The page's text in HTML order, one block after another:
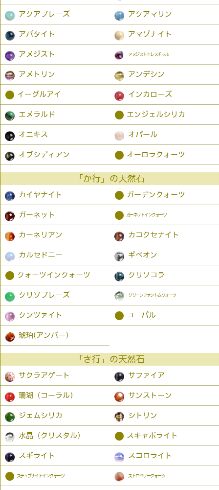
アクアプレーズ アクアマリン
アパタイト アマゾナイト
アメジスト アメジストエレスチャル
アメトリン アンデシン
● イーグルアイ インカローズ
エメラルド ● エンジェルシリカ
オニキス オパール
オブシディアン ● オーロラクォーツ
「か行」の天然石
カイヤナイト ● ガーデンクォーツ
ガーネット ● ガーネットインクォーツ
カーネリアン カコクセナイト
カルセドニー ギベオン
● クォーツインクォーツ クリソコラ
クリソプレーズ グリーンファントムクォーツ
クンツァイト ● コーパル
琥珀(アンバー）
「さ行」の天然石
サクラアゲート サファイア
珊瑚（コーラル） サンストーン
ジェムシリカ シトリン
水晶（クリスタル） ● スキャポライト
スギライト スコロライト
● スティブナイトインクォーツ ストロベリークォーツ